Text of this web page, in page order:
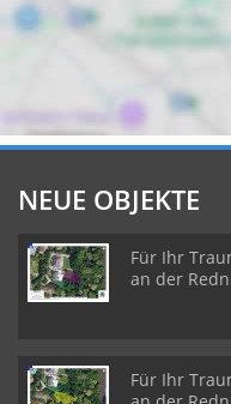
NEUE OBJEKTE
Für Ihr
an der
Für Ihr